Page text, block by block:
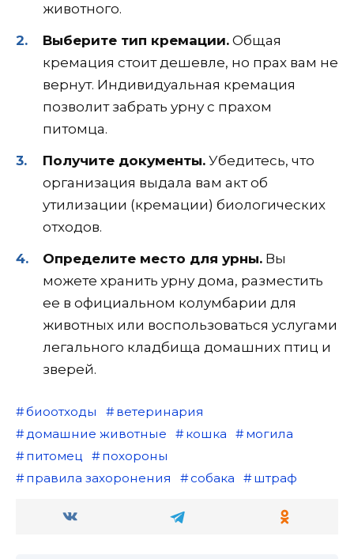
животного.
Выберите тип кремации. Общая
кремация стоит дешевле, но прах вам не
вернут. Индивидуальная кремация
позволит забрать урну с прахом
питомца.
Получите документы. Убедитесь, что
организация выдала вам акт об
утилизации (кремации) биологических
отходов.
Определите место для урны. Вы
можете хранить урну дома, разместить
ее в официальном колумбарии для
животных или воспользоваться услугами
легального кладбища домашних птиц и
зверей.
биоотходы
ветеринария
домашние животные
кошка
могила
питомец
похороны
правила захоронения
собака штраф